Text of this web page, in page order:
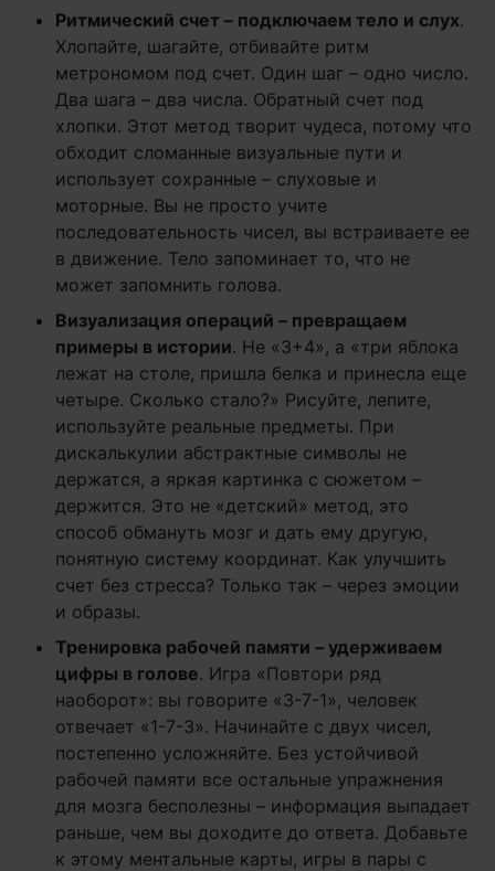
Ритмический счет – подключаем тело и слух.
Хлопайте, шагайте, отбивайте ритм
метрономом под счет. Один шаг – одно число.
Два шага – два числа. Обратный счет под
хлопки. Этот метод творит чудеса, потому что
обходит сломанные визуальные пути и
использует сохранные – слуховые и
моторные. Вы не просто учите
последовательность чисел, вы встраиваете ее
в движение. Тело запоминает то, что не
может запомнить голова.
Визуализация операций – превращаем
примеры в истории. Не «3+4», а «три яблока
лежат на столе, пришла белка и принесла еще
четыре. Сколько стало?» Рисуйте, лепите,
используйте реальные предметы. При
дискалькулии абстрактные символы не
держатся, а яркая картинка с сюжетом –
держится. Это не «детский» метод, это
способ обмануть мозг и дать ему другую,
понятную систему координат. Как улучшить
счет без стресса? Только так – через эмоции
и образы.
Тренировка рабочей памяти – удерживаем
цифры в голове. Игра «Повтори ряд
наоборот»: вы говорите «3-7-1», человек
отвечает «1-7-3». Начинайте с двух чисел,
постепенно усложняйте. Без устойчивой
рабочей памяти все остальные упражнения
для мозга бесполезны – информация выпадает
раньше, чем вы доходите до ответа. Добавьте
к этому ментальные карты, игры в пары с